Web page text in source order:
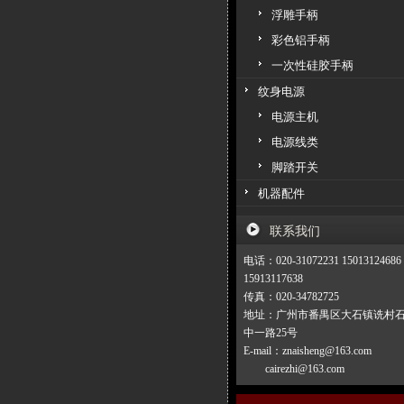
浮雕手柄
彩色铝手柄
一次性硅胶手柄
纹身电源
电源主机
电源线类
脚踏开关
机器配件
联系我们
电话：020-31072231 15013124686
15913117638
传真：020-34782725
地址：广州市番禺区大石镇诜村
中一路25号
E-mail：znaisheng@163.com
cairezhi@163.com